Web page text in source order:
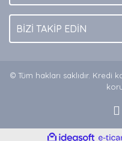
BİZİ TAKİP EDİN
© Tüm hakları saklıdır. Kredi
ideasoft